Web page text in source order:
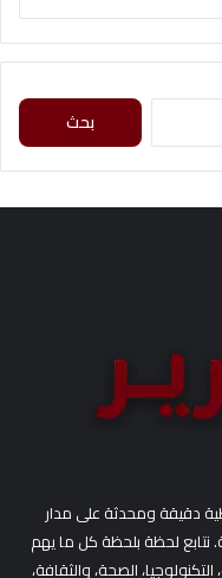
ث
دقيقة ومحدثة على مدار
نتابع لحظة بلحظة كل ما يهم
الصحة، والثقافة،